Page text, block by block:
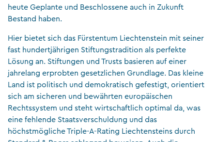
heute Geplante und Beschlossene auch in Zukunft
Bestand haben.
Hier bietet sich das Fürstentum Liechtenstein mit seiner
fast hundertjährigen Stiftungstradition als perfekte
Lösung an. Stiftungen und Trusts basieren auf einer
jahrelang erprobten gesetzlichen Grundlage. Das kleine
Land ist politisch und demokratisch gefestigt, orientiert
sich am sicheren und bewährten europäischen
Rechtssystem und steht wirtschaftlich optimal da, was
eine fehlende Staatsverschuldung und das
höchstmögliche Triple-A-Rating Liechtensteins durch